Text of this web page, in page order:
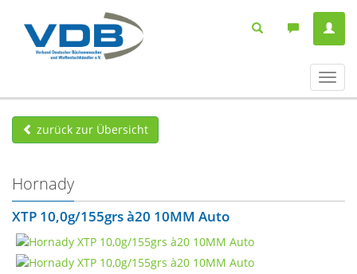
ein-/
zurück zur Übersicht
Hornady
XTP 10,0g/155grs à20 10MM Auto